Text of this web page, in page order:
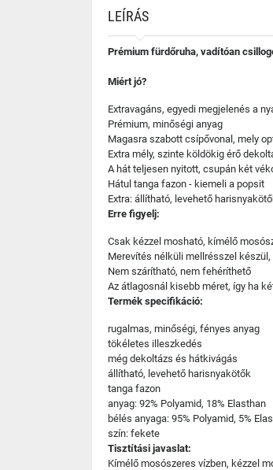
LEÍRÁS
Prémium fürdőruha, vadítóan
Miért jó?
Extravagáns, egyedi megjelenés a
Prémium, minőségi anyag
Magasra szabott csípővonal, mely
Extra mély, szinte köldökig érő
A hát teljesen nyitott, csupán két
Hátul tanga fazon - kiemeli a popsit
Extra: állítható, levehető
Erre figyelj:
Csak kézzel mosható, kímélő
Merevítés nélküli mellrésszel
Nem szárítható, nem fehéríthető
Az átlagosnál kisebb méret, így ha
Termék specifikáció:
rugalmas, minőségi, fényes anyag
tökéletes illeszkedés
még dekoltázs és hátkivágás
állítható, levehető harisnyakötők
tanga fazon
anyag: 92% Polyamid, 18% Elasthan
bélés anyaga: 95% Polyamid, 5%
szín: fekete
Tisztítási javaslat:
Kímélő mosószeres vízben, kézzel